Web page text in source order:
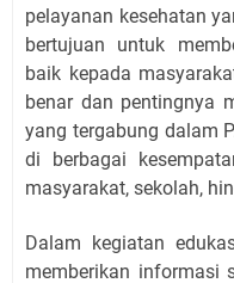
pelayanan kesehatan
bertujuan untuk
baik kepada
benar dan pentingnya
yang tergabung dalam
di berbagai
masyarakat, sekolah,
Dalam kegiatan
memberikan informasi